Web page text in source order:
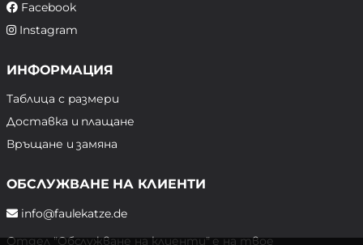
Facebook
Instagram
ИНФОРМАЦИЯ
Таблица с размери
Доставка и плащане
Връщане и замяна
ОБСЛУЖВАНЕ НА КЛИЕНТИ
info@faulekatze.de
Отдел "Обслужване на клиенти" е на твое